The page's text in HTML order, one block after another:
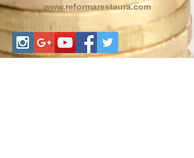
www.reformarestaura.com